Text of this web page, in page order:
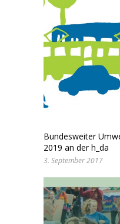
Bundesweiter
2019 an der h_da
3. September 2017